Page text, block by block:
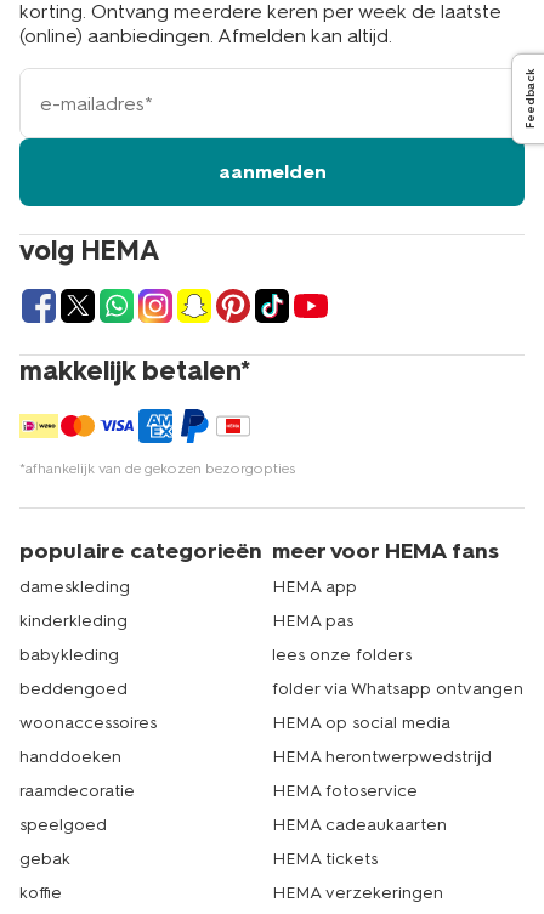
volg HEMA
makkelijk betalen*
*afhankelijk van de gekozen bezorgopties
korting. Ontvang meerdere keren per week de laatste
(online) aanbiedingen. Afmelden kan altijd.
e-
mailadres
aanmelden
populaire categorieën
dameskleding
kinderkleding
babykleding
beddengoed
woonaccessoires
handdoeken
raamdecoratie
speelgoed
gebak
koffie
meer voor HEMA fans
HEMA app
HEMA pas
lees onze folders
folder via Whatsapp ontvangen
HEMA op social media
HEMA herontwerpwedstrijd
HEMA fotoservice
HEMA cadeaukaarten
HEMA tickets
HEMA verzekeringen
Feedback